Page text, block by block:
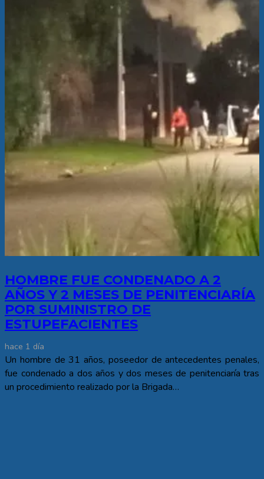
HOMBRE FUE CONDENADO A 2
AÑOS Y 2 MESES DE PENITENCIARÍA
POR SUMINISTRO DE
ESTUPEFACIENTES
hace 1 día
Un hombre de 31 años, poseedor de antecedentes penales,
fue condenado a dos años y dos meses de penitenciaría tras
un procedimiento realizado por la Brigada…